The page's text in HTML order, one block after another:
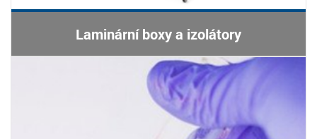
Laminární boxy a izolátory